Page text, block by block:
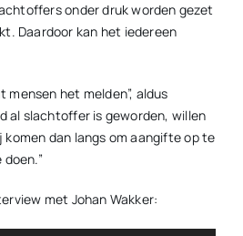
onder druk worden gezet
Daardoor kan het iedereen
mensen het melden”, aldus
al slachtoffer is geworden, willen
dan langs om aangifte op te
met Johan Wakker: